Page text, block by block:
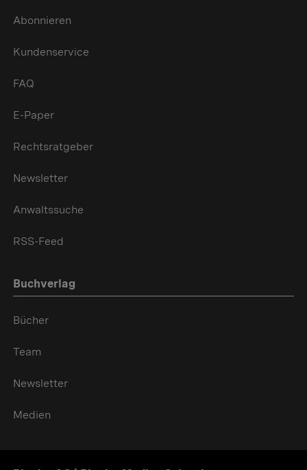
Abonnieren
Kundenservice
FAQ
E-Paper
Rechtsratgeber
Newsletter
Anwaltssuche
RSS-Feed
Buchverlag
Bücher
Team
Newsletter
Medien